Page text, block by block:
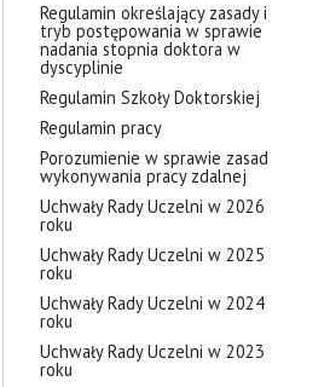
Regulamin określający zasady i
tryb postępowania w sprawie
nadania stopnia doktora w
dyscyplinie
Regulamin Szkoły Doktorskiej
Regulamin pracy
Porozumienie w sprawie zasad
wykonywania pracy zdalnej
Uchwały Rady Uczelni w 2026
roku
Uchwały Rady Uczelni w 2025
roku
Uchwały Rady Uczelni w 2024
roku
Uchwały Rady Uczelni w 2023
roku